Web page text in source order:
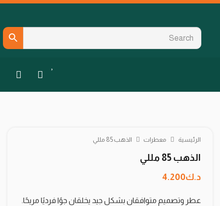
الرئيسية معطرات الذهب 85 مللي
الذهب 85 مللي
د.ك4.200
عطر وتصميم متوافقان بشكل جيد يخلقان جوًا فرديًا مريحًا.